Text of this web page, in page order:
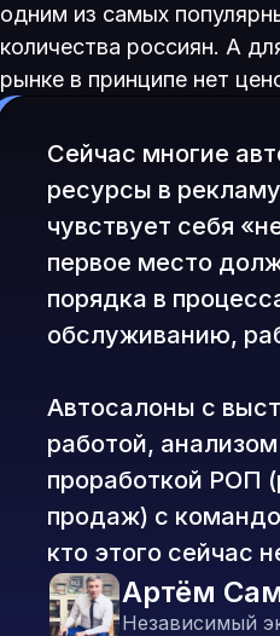
одним из самых
количества россиян. А
рынке в принципе нет
Сейчас многие
ресурсы в
чувствует себя
первое место
порядка в
обслуживанию,
Автосалоны с
работой,
проработкой РОП
продаж) c
кто этого сейчас
Артём
Независимый